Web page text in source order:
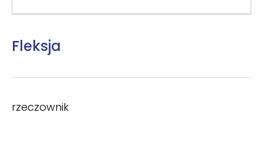
Fleksja
rzeczownik